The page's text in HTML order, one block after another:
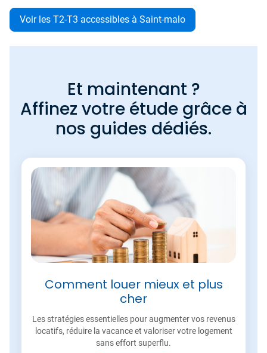
Voir les T2-T3 accessibles à Saint-malo
Et maintenant ?
Affinez votre étude grâce à
nos guides dédiés.
Comment louer mieux et plus
cher
Les stratégies essentielles pour augmenter vos revenus
locatifs, réduire la vacance et valoriser votre logement
sans effort superflu.